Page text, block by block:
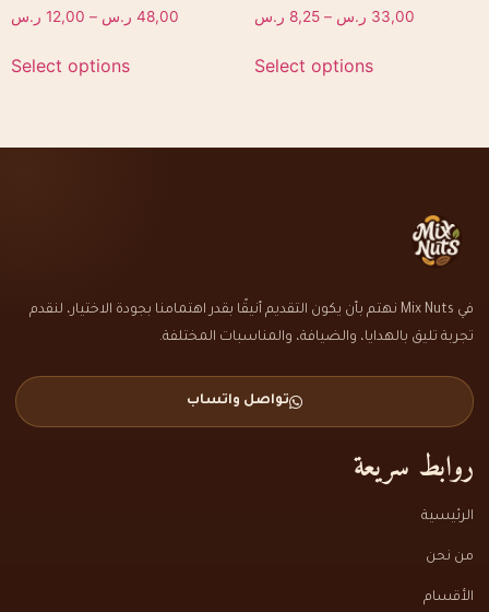
12,00 ر.س – 48,00 ر.س
Select options
8,25 ر.س – 33,00 ر.س
Select options
في Mix Nuts نهتم بأن يكون التقديم أنيقًا بقدر اهتمامنا بجودة الاختيار، لنقدم
تجربة تليق بالهدايا، والضيافة، والمناسبات المختلفة.
تواصل واتساب
روابط سريعة
الرئيسية
من نحن
الأقسام